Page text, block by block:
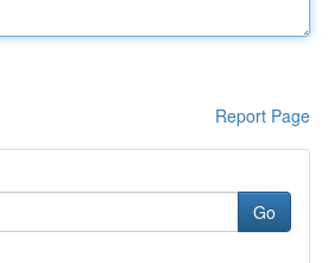
Report Page
Go